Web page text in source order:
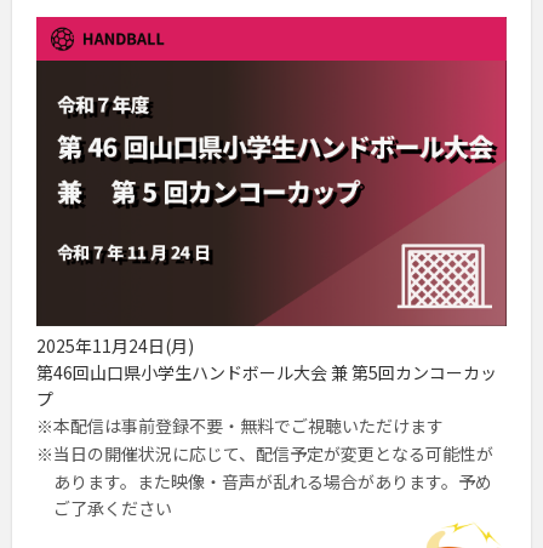
2025年11月24日(月)
第46回山口県小学生ハンドボール大会 兼 第5回カンコーカッ
プ
本配信は事前登録不要・無料でご視聴いただけます
当日の開催状況に応じて、配信予定が変更となる可能性が
あります。また映像・音声が乱れる場合があります。予め
ご了承ください